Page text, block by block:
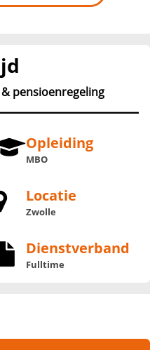
pensioenregeling
Opleiding
MBO
Locatie
Zwolle
Dienstverband
Fulltime